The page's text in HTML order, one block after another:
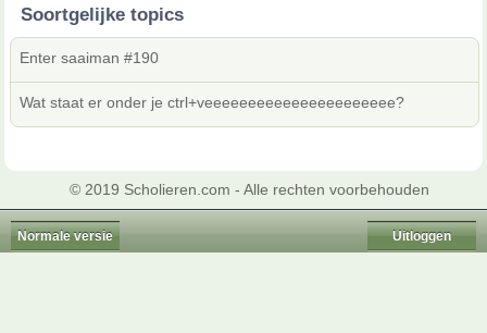
Soortgelijke topics
Enter saaiman #190
Wat staat er onder je ctrl+veeeeeeeeeeeeeeeeeeeeee?
© 2019 Scholieren.com - Alle rechten voorbehouden
Normale versie Uitloggen